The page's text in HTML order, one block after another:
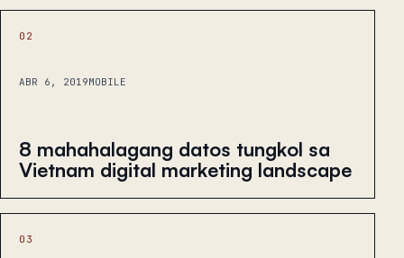
02
ABR 6, 2019MOBILE
8 mahahalagang datos tungkol sa
Vietnam digital marketing landscape
03